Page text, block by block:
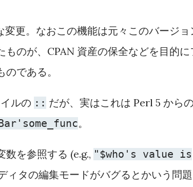
更。なおこの機能は元々このバージョ
のが、CPAN 資産の保全などを目的に
である。
ルの :: だが、実はこれは Perl 5 から
。
を参照する (e.g., "$who's value is
ィタの編集モードがバグるとかいう問題